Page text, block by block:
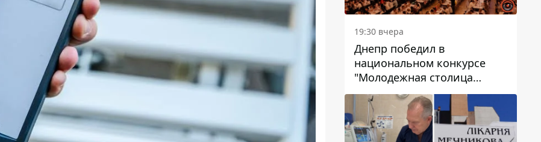
19:30 вчера
Днепр победил в
национальном конкурсе
"Молодежная столица
Украины – 2026"